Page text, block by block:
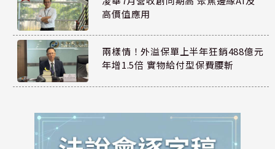
高價值應用
兩樣情！外溢保單上半年狂銷488億元
年增1.5倍 實物給付型保費腰斬